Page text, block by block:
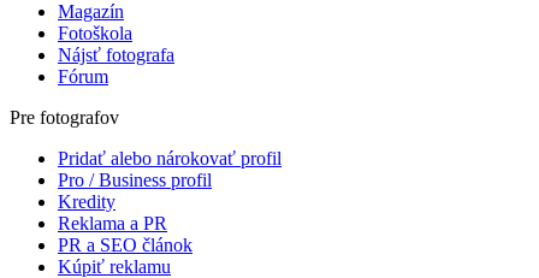
Magazín
Fotoškola
Nájsť fotografa
Fórum
Pre fotografov
Pridať alebo nárokovať profil
Pro / Business profil
Kredity
Reklama a PR
PR a SEO článok
Kúpiť reklamu